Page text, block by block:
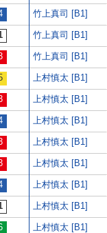
竹上真司 [B1]
竹上真司 [B1]
竹上真司 [B1]
上村慎太 [B1]
上村慎太 [B1]
上村慎太 [B1]
上村慎太 [B1]
上村慎太 [B1]
上村慎太 [B1]
上村慎太 [B1]
上村慎太 [B1]